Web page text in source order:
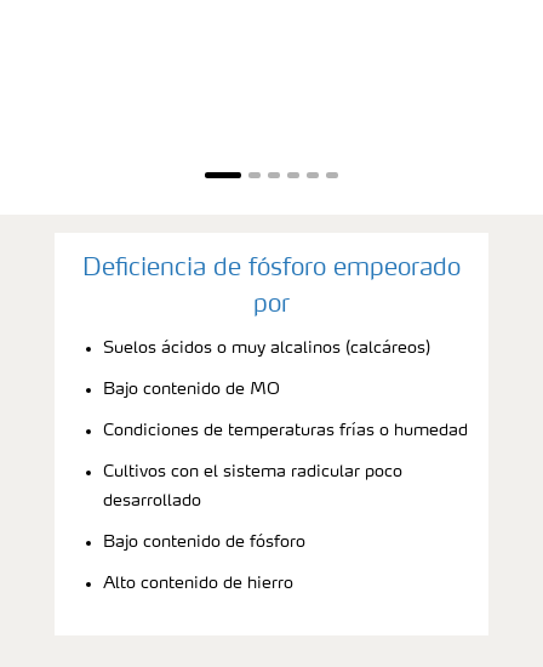
Deficiencia de fósforo empeorado
por
Suelos ácidos o muy alcalinos (calcáreos)
Bajo contenido de MO
Condiciones de temperaturas frías o humedad
Cultivos con el sistema radicular poco
desarrollado
Bajo contenido de fósforo
Alto contenido de hierro